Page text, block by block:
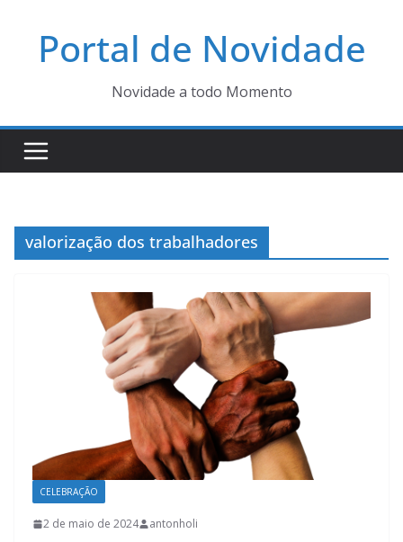
Portal de Novidade
Novidade a todo Momento
valorização dos trabalhadores
CELEBRAÇÃO
2 de maio de 2024 antonholi